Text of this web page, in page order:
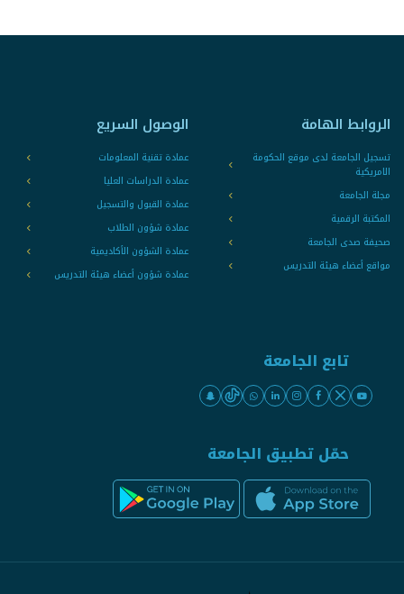
الروابط الهامة
تسجيل الجامعة لدى موقع الحكومة
الامريكية
مجلة الجامعة
المكتبة الرقمية
صحيفة صدى الجامعة
مواقع أعضاء هيئة التدريس
الوصول السريع
عمادة تقنية المعلومات
عمادة الدراسات العليا
عمادة القبول والتسجيل
عمادة شؤون الطلاب
عمادة الشؤون الأكاديمية
عمادة شؤون أعضاء هيئة التدريس
تابع الجامعة
حمّل تطبيق الجامعة